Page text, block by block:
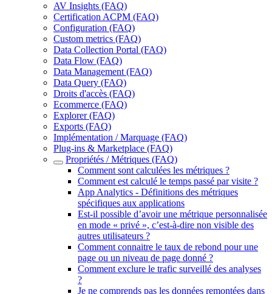
AV Insights (FAQ)
Certification ACPM (FAQ)
Configuration (FAQ)
Custom metrics (FAQ)
Data Collection Portal (FAQ)
Data Flow (FAQ)
Data Management (FAQ)
Data Query (FAQ)
Droits d'accès (FAQ)
Ecommerce (FAQ)
Explorer (FAQ)
Exports (FAQ)
Implémentation / Marquage (FAQ)
Plug-ins & Marketplace (FAQ)
Propriétés / Métriques (FAQ)
Comment sont calculées les métriques ?
Comment est calculé le temps passé par visite ?
App Analytics - Définitions des métriques
spécifiques aux applications
Est-il possible d’avoir une métrique personnalisée
en mode « privé », c’est-à-dire non visible des
autres utilisateurs ?
Comment connaitre le taux de rebond pour une
page ou un niveau de page donné ?
Comment exclure le trafic surveillé des analyses
?
Je ne comprends pas les données remontées dans